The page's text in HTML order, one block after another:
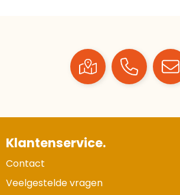
Klantenservice.
Contact
Veelgestelde vragen